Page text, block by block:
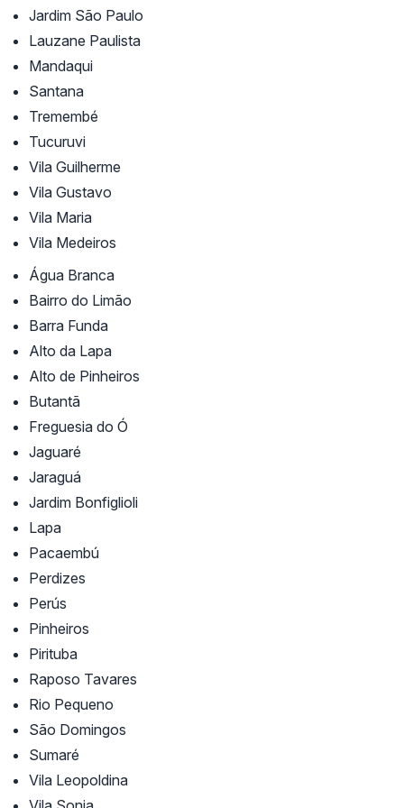
Jardim São Paulo
Lauzane Paulista
Mandaqui
Santana
Tremembé
Tucuruvi
Vila Guilherme
Vila Gustavo
Vila Maria
Vila Medeiros
Água Branca
Bairro do Limão
Barra Funda
Alto da Lapa
Alto de Pinheiros
Butantã
Freguesia do Ó
Jaguaré
Jaraguá
Jardim Bonfiglioli
Lapa
Pacaembú
Perdizes
Perús
Pinheiros
Pirituba
Raposo Tavares
Rio Pequeno
São Domingos
Sumaré
Vila Leopoldina